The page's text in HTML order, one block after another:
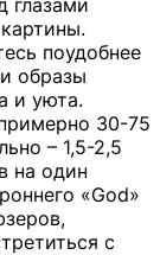
глазами
поудобнее
образы
и уюта.
30-75
– 1,5-2,5
на один
«God»
с